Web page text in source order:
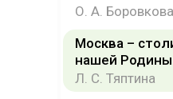
О. А. Боровкова
Москва –
нашей
Л. С. Тяптина